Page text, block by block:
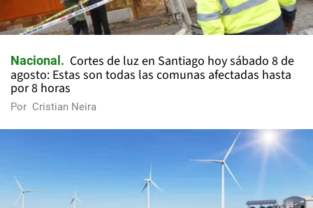
Nacional
Cortes de luz en Santiago hoy sábado 8 de
agosto: Estas son todas las comunas afectadas hasta
por 8 horas
Por Cristian Neira